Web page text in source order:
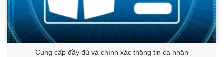
Cung cấp đầy đủ và chính xác thông tin cá nhân